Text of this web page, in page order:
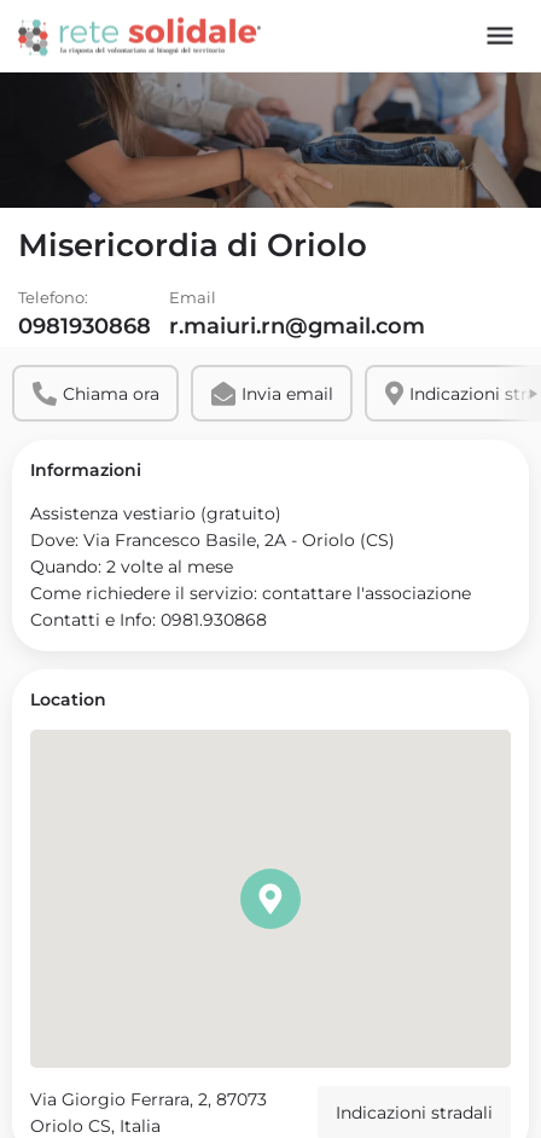
Misericordia di Oriolo
Telefono:
0981930868
Email
r.maiuri.rn@gmail.com
Chiama ora Invia email Indicazioni
Informazioni
Assistenza vestiario (gratuito)
Dove: Via Francesco Basile, 2A - Oriolo (CS)
Quando: 2 volte al mese
Come richiedere il servizio: contattare l'associazione
Contatti e Info: 0981.930868
Location
Via Giorgio Ferrara, 2, 87073
Oriolo CS, Italia
Indicazioni stradali